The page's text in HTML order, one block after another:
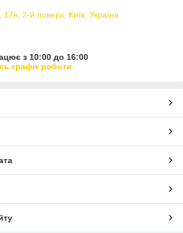
2-й поверх, Київ, Україна
з 10:00 до 16:00
графік роботи